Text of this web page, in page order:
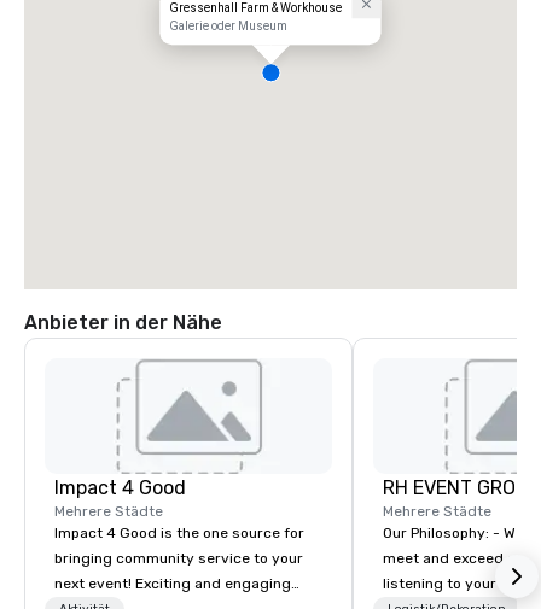
Gressenhall Farm & Workhouse
Galerie oder Museum
Anbieter in der Nähe
Impact 4 Good
Mehrere Städte
Impact 4 Good is the one source for
bringing community service to your
next event! Exciting and engaging
RH EVENT
Mehrere Städte
Our Philosophy: - We consistently
meet and exceed
listening to your